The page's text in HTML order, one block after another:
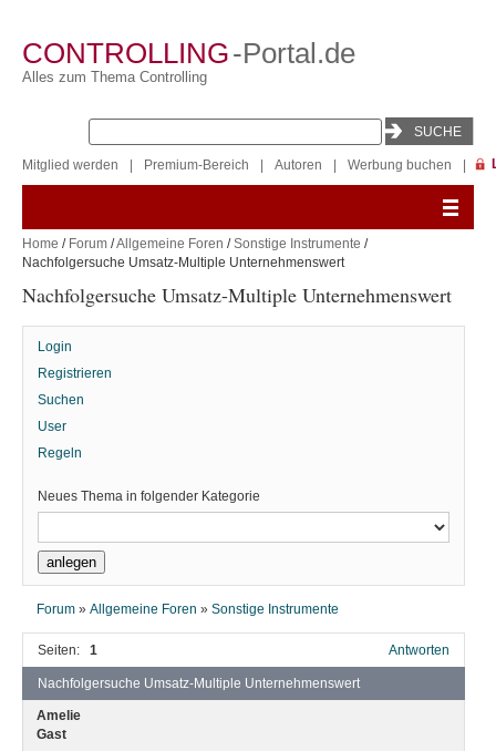
CONTROLLING-Portal.de
Alles zum Thema Controlling
Mitglied werden Premium-Bereich Autoren Werbung buchen
Home / Forum /Allgemeine Foren /Sonstige Instrumente /
Nachfolgersuche Umsatz-Multiple Unternehmenswert
Nachfolgersuche Umsatz-Multiple Unternehmenswert
Login
Registrieren
Suchen
User
Regeln
Neues Thema in folgender Kategorie
Forum »Allgemeine Foren »Sonstige Instrumente
Seiten: 1 Antworten
Nachfolgersuche Umsatz-Multiple Unternehmenswert
Amelie
Gast